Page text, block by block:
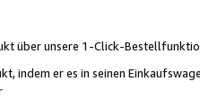
über unsere 1-Click-
indem er es in seinen